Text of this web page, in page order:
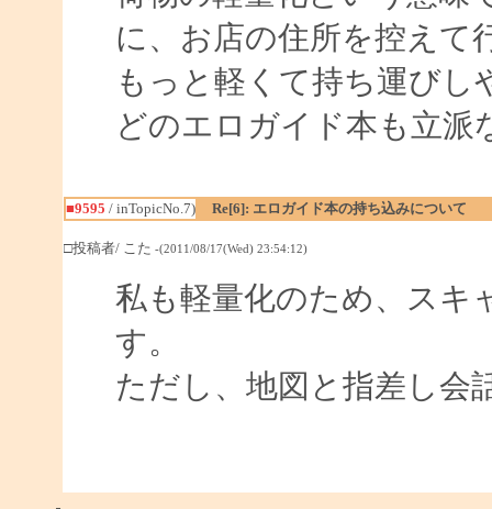
に、お店の住所を控えて
もっと軽くて持ち運び
どのエロガイド本も立派
■9595 / inTopicNo.7) Re[6]: エロガイド本の持ち込みについて
□投稿者/ こた -(2011/08/17(Wed) 23:54:12)
私も軽量化のため、スキ
す。
ただし、地図と指差し会